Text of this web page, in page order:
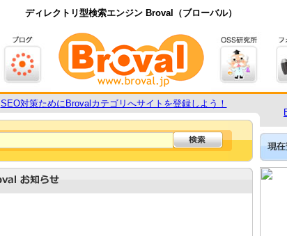
ディレクトリ型検索エンジン Broval（ブローバル）
SEO対策ためにBrovalカテゴリへサイトを登録しよう！